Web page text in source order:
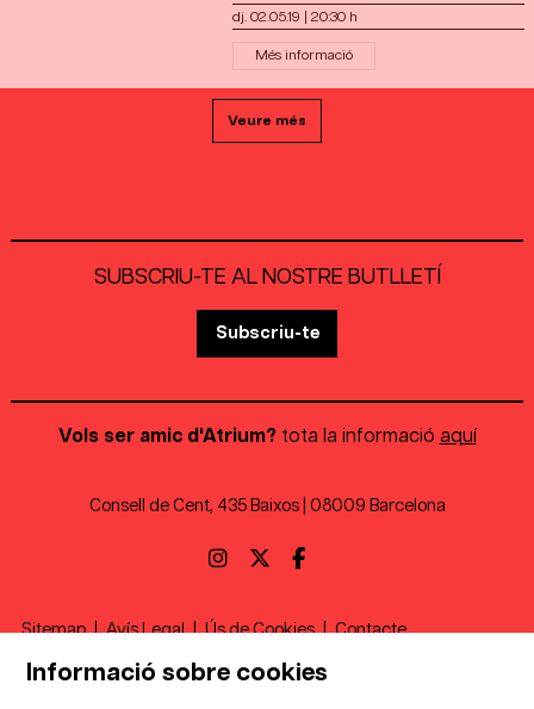
dj. 02.05.19
20:30 h
Més informació
Veure més
SUBSCRIU-TE AL NOSTRE BUTLLETÍ
Subscriu-te
Vols ser amic d'Atrium?tota la informació aquí
Consell de Cent, 435 Baixos | 08009 Barcelona
Link a instagram
Link a twitter
Link a facebook
Sitemap | Avís Legal | Ús de Cookies | Contacte
Informació sobre cookies